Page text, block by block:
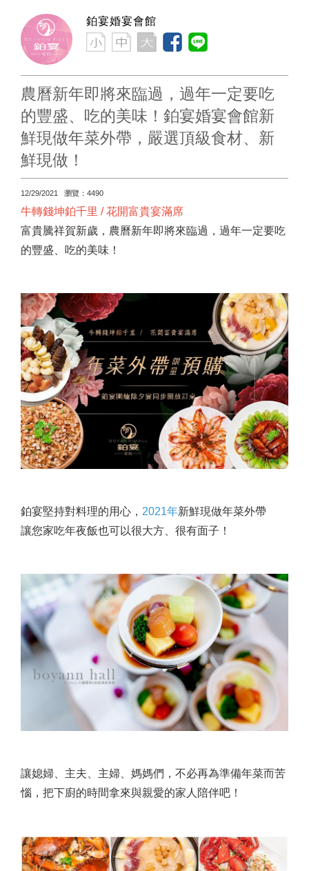
鉑宴婚宴會館
農曆新年即將來臨過，過年一定要吃
的豐盛、吃的美味！鉑宴婚宴會館新
鮮現做年菜外帶，嚴選頂級食材、新
鮮現做！
12/29/2021 瀏覽：4490
牛轉錢坤鉑千里 / 花開富貴宴滿席
富貴騰祥賀新歲，農曆新年即將來臨過，過年一定要吃
的豐盛、吃的美味！
鉑宴堅持對料理的用心 ， 2021年新鮮現做年菜外帶
讓您家吃年夜飯也可以很大方、很有面子！
讓媳婦、主夫、主婦、媽媽們，不必再為準備年菜而苦
惱，把下廚的時間拿來與親愛的家人陪伴吧！